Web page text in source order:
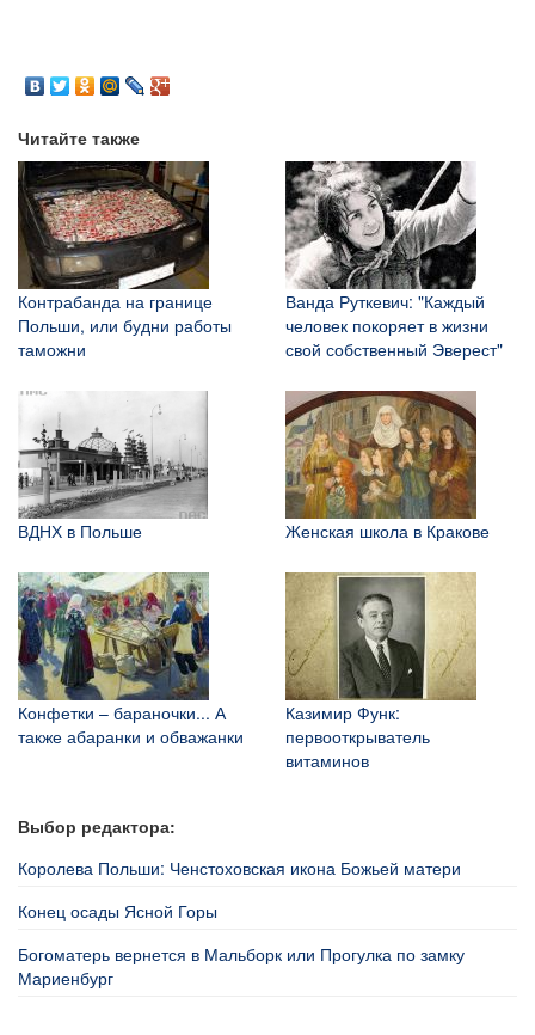
Читайте также
Контрабанда на границе
Польши, или будни работы
таможни
Ванда Руткевич: "Каждый
человек покоряет в жизни
свой собственный Эверест"
ВДНХ в Польше Женская школа в Кракове
Конфетки – бараночки... А
также абаранки и обважанки
Казимир Функ:
первооткрыватель
витаминов
Выбор редактора:
Королева Польши: Ченстоховская икона Божьей матери
Конец осады Ясной Горы
Богоматерь вернется в Мальборк или Прогулка по замку
Мариенбург